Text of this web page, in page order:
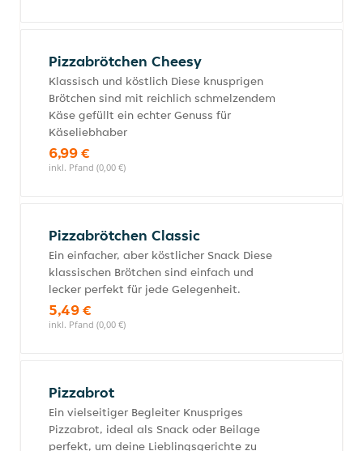
Pizzabrötchen Cheesy
Klassisch und köstlich Diese knusprigen
Brötchen sind mit reichlich schmelzendem
Käse gefüllt ein echter Genuss für
Käseliebhaber
6,99 €
inkl. Pfand (0,00 €)
Pizzabrötchen Classic
Ein einfacher, aber köstlicher Snack Diese
klassischen Brötchen sind einfach und
lecker perfekt für jede Gelegenheit.
5,49 €
inkl. Pfand (0,00 €)
Pizzabrot
Ein vielseitiger Begleiter Knuspriges
Pizzabrot, ideal als Snack oder Beilage
perfekt, um deine Lieblingsgerichte zu